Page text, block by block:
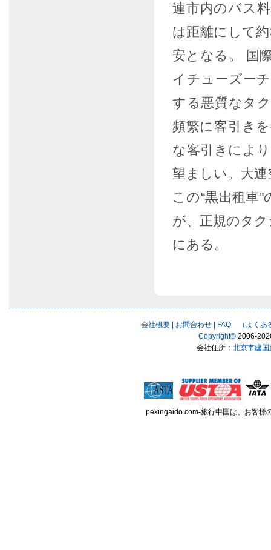
連市内のバス
は距離にして
安となる。 国
イチューズー
する悪質なタ
頻繁に客引き
な客引きによ
望ましい。大
この“黒出租車
が、正規のタ
にある。
会社概要| お問合わせ|
FAQ （よくあ
Copyright© 2006-
会社住所：北京市建
pekingaido.com-旅行中国は、お客様